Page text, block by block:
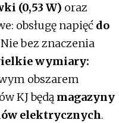
(0,53 W) oraz
obsługę napięć do
Nie bez znaczenia
wymiary:
obszarem
KJ będą magazyny
elektrycznych.